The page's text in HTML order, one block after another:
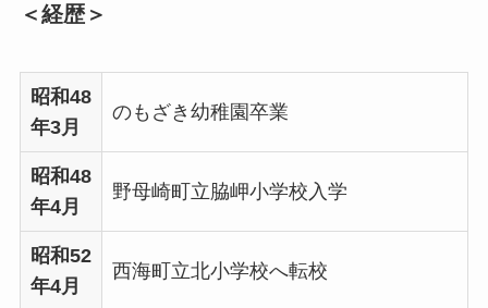
＜経歴＞
昭和48
年3月
のもざき幼稚園卒業
昭和48
年4月
野母崎町立脇岬小学校入学
昭和52
年4月
西海町立北小学校へ転校